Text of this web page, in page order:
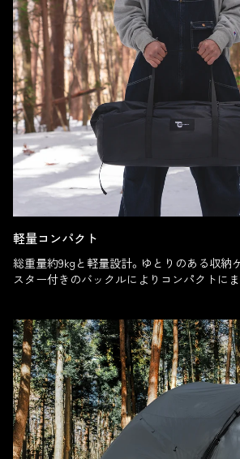
軽量コンパクト
総重量約9kgと軽量設計。ゆとりのある収納
スター付きのバックルによりコンパクトにま